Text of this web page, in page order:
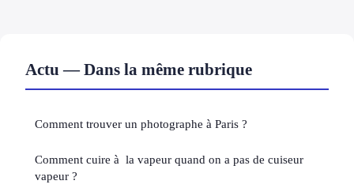
Actu — Dans la même rubrique
Comment trouver un photographe à Paris ?
Comment cuire à la vapeur quand on a pas de cuiseur
vapeur ?